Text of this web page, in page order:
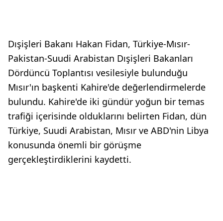
Dışişleri Bakanı Hakan Fidan, Türkiye-Mısır-
Pakistan-Suudi Arabistan Dışişleri Bakanları
Dördüncü Toplantısı vesilesiyle bulunduğu
Mısır'ın başkenti Kahire'de değerlendirmelerde
bulundu. Kahire'de iki gündür yoğun bir temas
trafiği içerisinde olduklarını belirten Fidan, dün
Türkiye, Suudi Arabistan, Mısır ve ABD'nin Libya
konusunda önemli bir görüşme
gerçekleştirdiklerini kaydetti.